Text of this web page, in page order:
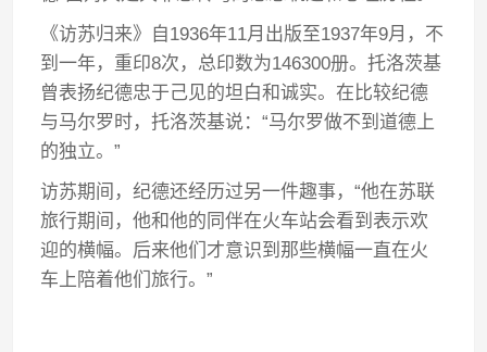
《访苏归来》自1936年11月出版至1937年9月，不
到一年，重印8次，总印数为146300册。托洛茨基
曾表扬纪德忠于己见的坦白和诚实。在比较纪德
与马尔罗时，托洛茨基说：“马尔罗做不到道德上
的独立。”
访苏期间，纪德还经历过另一件趣事，“他在苏联
旅行期间，他和他的同伴在火车站会看到表示欢
迎的横幅。后来他们才意识到那些横幅一直在火
车上陪着他们旅行。”